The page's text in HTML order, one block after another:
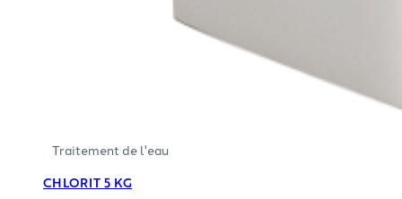
Traitement de l'eau
CHLORIT 5 KG